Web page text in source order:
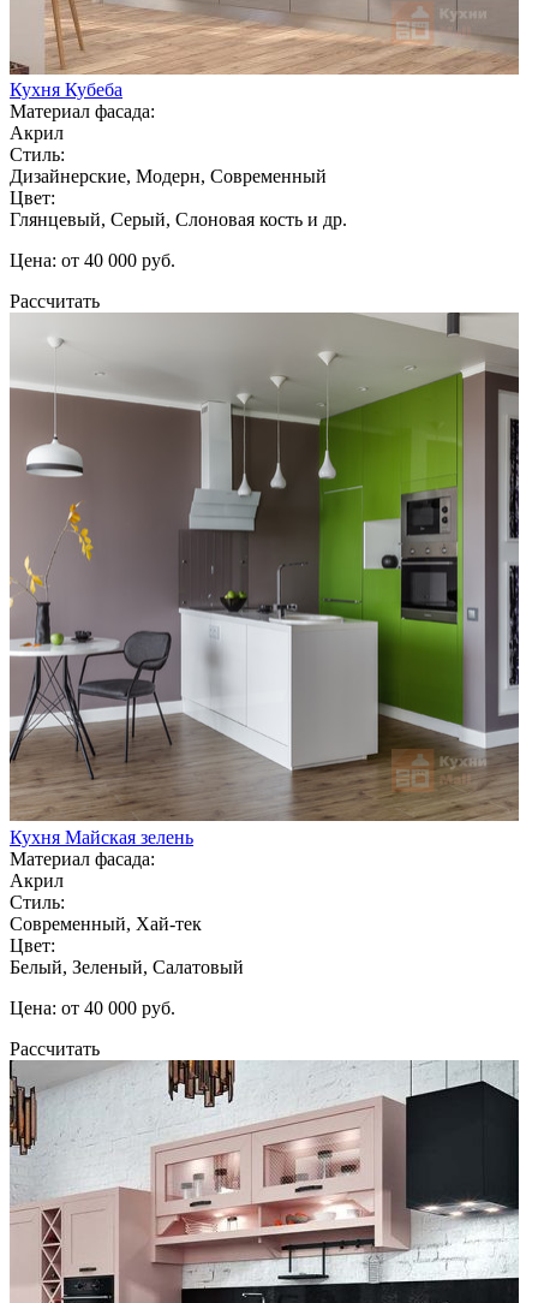
Кухня Кубеба
Материал фасада:
Акрил
Стиль:
Дизайнерские, Модерн, Современный
Цвет:
Глянцевый, Серый, Слоновая кость и др.
Цена: от 40 000 руб.
Рассчитать
Кухня Майская зелень
Материал фасада:
Акрил
Стиль:
Современный, Хай-тек
Цвет:
Белый, Зеленый, Салатовый
Цена: от 40 000 руб.
Рассчитать